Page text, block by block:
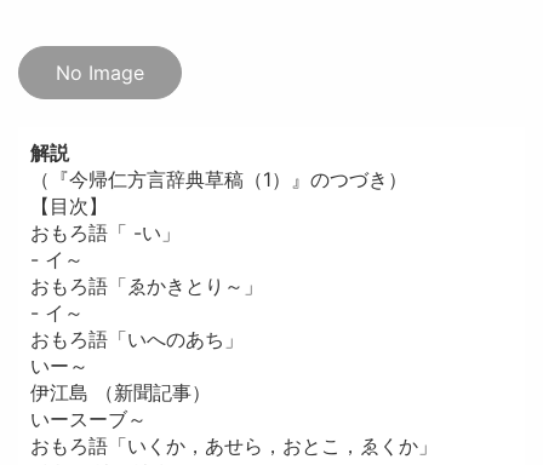
No Image
解説
（『今帰仁方言辞典草稿（1）』のつづき）
【目次】
おもろ語「 -い」
- イ～
おもろ語「ゑかきとり～」
- イ～
おもろ語「いへのあち」
いー～
伊江島 （新聞記事）
いースーブ～
おもろ語「いくか，あせら，おとこ，ゑくか」